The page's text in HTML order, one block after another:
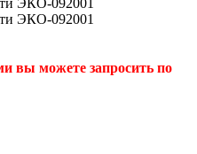
вы можете запросить по